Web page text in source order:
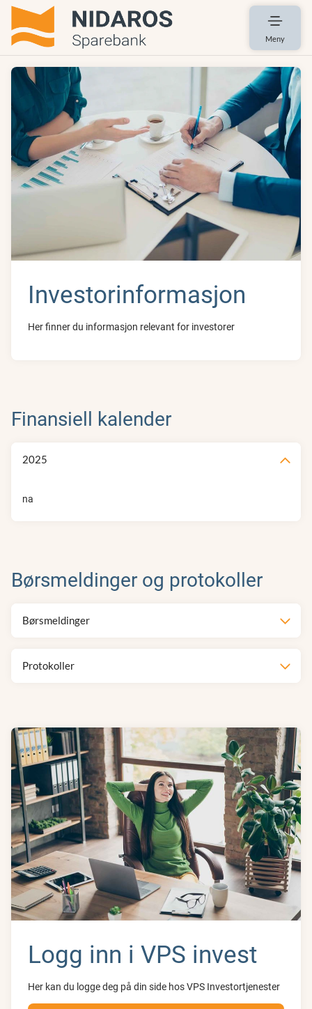
Meny
Investorinformasjon
Her finner du informasjon relevant for investorer
Finansiell kalender
2025
na
Børsmeldinger og protokoller
Børsmeldinger
Protokoller
Logg inn i VPS invest
Her kan du logge deg på din side hos VPS Investortjenester